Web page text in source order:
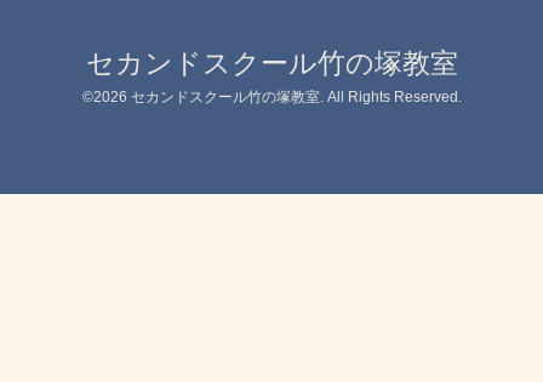
セカンドスクール竹の塚教室
©2026 セカンドスクール竹の塚教室. All Rights Reserved.